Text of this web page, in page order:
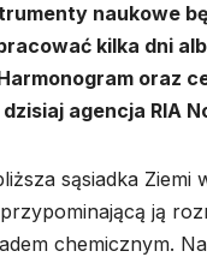
naukowe
kilka dni
oraz
agencja RIA
sąsiadka Ziemi
ją
chemicznym.